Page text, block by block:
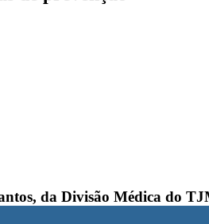
da Divisão Médica do